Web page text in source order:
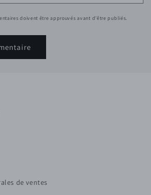
doivent être approuvés avant d'être publiés.
de ventes